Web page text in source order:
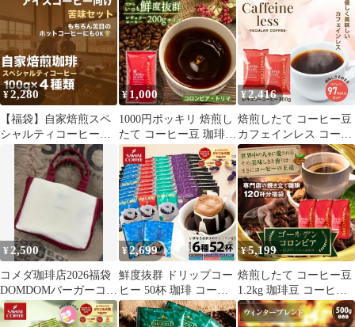
し 福袋 10杯分 個包装
8g 飲み比べ キャラメル
バニラ ヘーゼルナッツ
カフェロワイヤル【追
跡ゆうメール／同梱不
可】
挽き/豆のまま コーヒー
専門店 100杯分 飲み比
べ セット 朝におすすめ
のコーヒー モーニング
ブレンド
¥2,280
【福袋】自家焙煎スペ
シャルティコーヒー
【アイスコーヒー向け
苦味セット】ブレンド
100g×4種類（豆の状態
or粉の状態）【送料無
料】クリックポスト
¥1,000
1000円ポッキリ 焙煎し
たて コーヒー豆 珈琲豆
コーヒー 福袋 200gx1袋
中挽き/豆のまま 20杯分
飲み比べ セット メール
便 お試し サスティナブ
ルなコーヒー コロンビ
ア トリマ
¥2,416
焙煎したて コーヒー豆
カフェインレス コーヒ
ー 粉 お試し セット ブ
ラジル モカ デカフェ
ノンカフェイン 福袋 30
杯分 澤井珈琲 追跡ゆう
メール
¥ 2,500
コメダ珈琲店2026福袋
DOMDOMバーガーコラ
ボセット
¥2,699
鮮度抜群 ドリップコー
ヒー 50杯 珈琲 コーヒ
ー 福袋 ドリップバッグ
福袋 お試し 8gx50袋 個
¥5,199
焙煎したて コーヒー豆
1.2kg 珈琲豆 コーヒー
福袋 大容量 400gx3袋
中挽き/豆のまま コーヒ